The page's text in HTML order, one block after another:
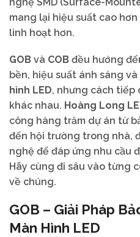
mang lại hiệu suất cao
linh hoạt hơn.
GOB và COB đều hướng
bền, hiệu suất ánh sáng
hình LED, nhưng cách tiếp
khác nhau. Hoàng Long
công hàng trăm dự án từ
đến hội trường trong nhà,
nghệ để đáp ứng nhu cầu
Hãy cùng đi sâu vào từng
về chúng.
GOB – Giải Pháp
Màn Hình LED